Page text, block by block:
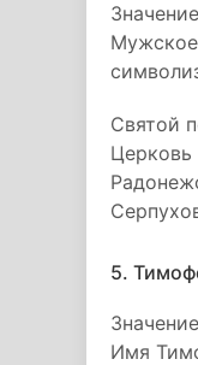
Мужское
Святой
Церковь
5.
Имя